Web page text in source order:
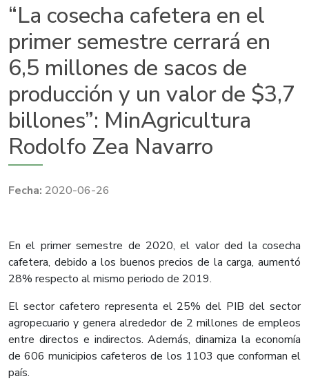
“La cosecha cafetera en el
primer semestre cerrará en
6,5 millones de sacos de
producción y un valor de $3,7
billones”: MinAgricultura
Rodolfo Zea Navarro
2020-06-26
En el primer semestre de 2020, el valor ded la cosecha
cafetera, debido a los buenos precios de la carga, aumentó
28% respecto al mismo periodo de 2019.
El sector cafetero representa el 25% del PIB del sector
agropecuario y genera alrededor de 2 millones de empleos
entre directos e indirectos. Además, dinamiza la economía
de 606 municipios cafeteros de los 1103 que conforman el
país.